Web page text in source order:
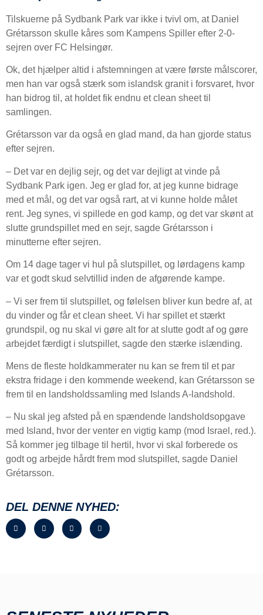
Tilskuerne på Sydbank Park var ikke i tvivl om, at Daniel
Grétarsson skulle kåres som Kampens Spiller efter 2-0-
sejren over FC Helsingør.
Ok, det hjælper altid i afstemningen at være første målscorer,
men han var også stærk som islandsk granit i forsvaret, hvor
han bidrog til, at holdet fik endnu et clean sheet til
samlingen.
Grétarsson var da også en glad mand, da han gjorde status
efter sejren.
– Det var en dejlig sejr, og det var dejligt at vinde på
Sydbank Park igen. Jeg er glad for, at jeg kunne bidrage
med et mål, og det var også rart, at vi kunne holde målet
rent. Jeg synes, vi spillede en god kamp, og det var skønt at
slutte grundspillet med en sejr, sagde Grétarsson i
minutterne efter sejren.
Om 14 dage tager vi hul på slutspillet, og lørdagens kamp
var et godt skud selvtillid inden de afgørende kampe.
– Vi ser frem til slutspillet, og følelsen bliver kun bedre af, at
du vinder og får et clean sheet. Vi har spillet et stærkt
grundspil, og nu skal vi gøre alt for at slutte godt af og gøre
arbejdet færdigt i slutspillet, sagde den stærke islænding.
Mens de fleste holdkammerater nu kan se frem til et par
ekstra fridage i den kommende weekend, kan Grétarsson se
frem til en landsholdssamling med Islands A-landshold.
– Nu skal jeg afsted på en spændende landsholdsopgave
med Island, hvor der venter en vigtig kamp (mod Israel, red.).
Så kommer jeg tilbage til hertil, hvor vi skal forberede os
godt og arbejde hårdt frem mod slutspillet, sagde Daniel
Grétarsson.
DEL DENNE NYHED: